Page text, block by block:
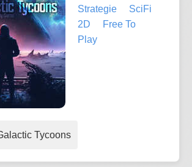
Strategie
SciFi
2D
Free To
Play
Tycoons